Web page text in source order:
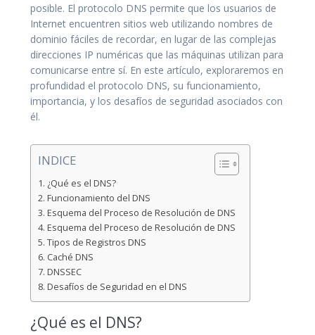
posible. El protocolo DNS permite que los usuarios de
Internet encuentren sitios web utilizando nombres de
dominio fáciles de recordar, en lugar de las complejas
direcciones IP numéricas que las máquinas utilizan para
comunicarse entre sí. En este artículo, exploraremos en
profundidad el protocolo DNS, su funcionamiento,
importancia, y los desafíos de seguridad asociados con
él.
INDICE
¿Qué es el DNS?
Funcionamiento del DNS
Esquema del Proceso de Resolución de DNS
Esquema del Proceso de Resolución de DNS
Tipos de Registros DNS
Caché DNS
DNSSEC
Desafíos de Seguridad en el DNS
¿Qué es el DNS?